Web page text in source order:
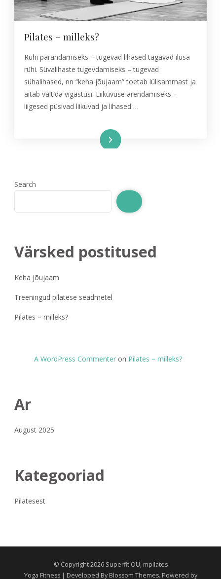
Pilates – milleks?
Rühi parandamiseks – tugevad lihased tagavad ilusa
rühi. Süvalihaste tugevdamiseks – tugevad
sühalihased, nn “keha jõujaam” toetab lülisammast ja
aitab vältida vigastusi. Liikuvuse arendamiseks –
liigesed püsivad liikuvad ja lihased …
Read More
Search
Värsked postitused
Keha jõujaam
Treeningud pilatese seadmetel
Pilates – milleks?
A WordPress Commenter on Pilates – milleks?
Ar
August 2025
Kategooriad
Pilatesest
© Copyright 2026 Superfit OÜ, mpilates
Yoga Fitness | Developed By Blossom Themes. Powered by